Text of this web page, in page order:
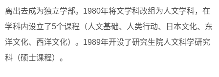
离出去成为独立学部。1980年将文学科改组为人文学科，在
学科内设立了5个课程（人文基础、人类行动、日本文化、东
洋文化、西洋文化）。1989年开设了研究生院人文科学研究
科（硕士课程）。